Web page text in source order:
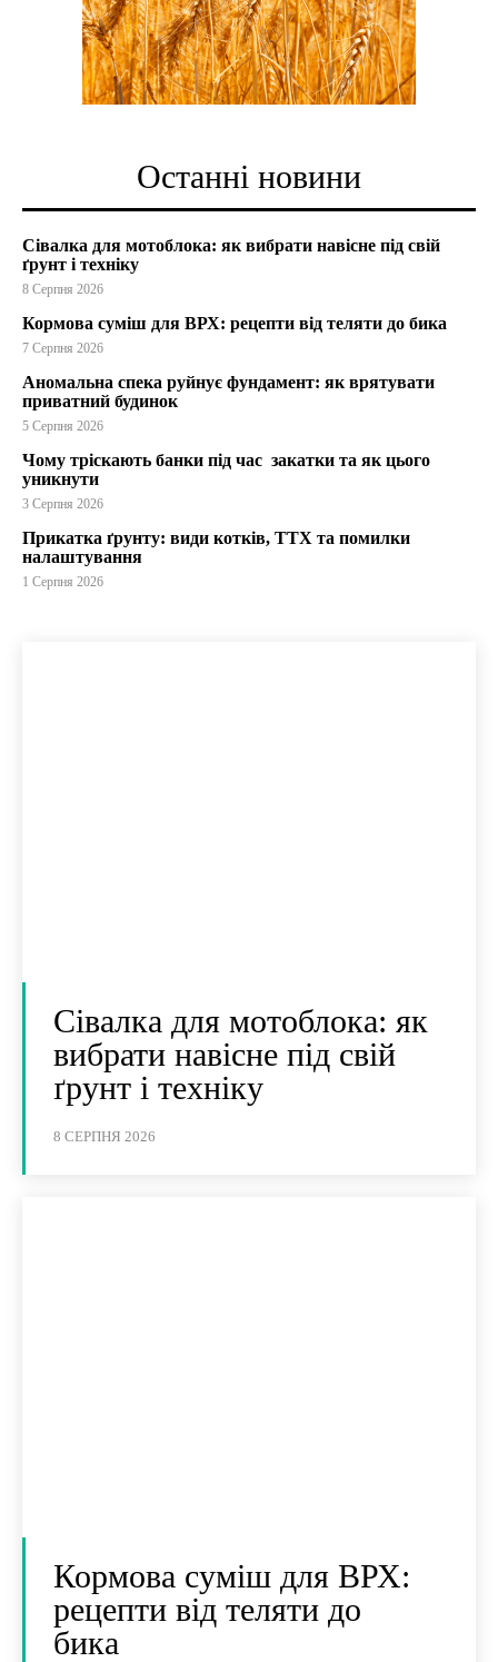
Останні новини
Сівалка для мотоблока: як вибрати навісне під свій
ґрунт і техніку
8 Серпня 2026
Кормова суміш для ВРХ: рецепти від теляти до бика
7 Серпня 2026
Аномальна спека руйнує фундамент: як врятувати
приватний будинок
5 Серпня 2026
Чому тріскають банки під час закатки та як цього
уникнути
3 Серпня 2026
Прикатка ґрунту: види котків, ТТХ та помилки
налаштування
1 Серпня 2026
Сівалка для мотоблока: як
вибрати навісне під свій
ґрунт і техніку
8 СЕРПНЯ 2026
Кормова суміш для ВРХ:
рецепти від теляти до
бика